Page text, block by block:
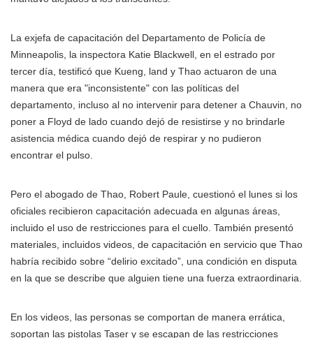
La exjefa de capacitación del Departamento de Policía de
Minneapolis, la inspectora Katie Blackwell, en el estrado por
tercer día, testificó que Kueng, land y Thao actuaron de una
manera que era "inconsistente" con las políticas del
departamento, incluso al no intervenir para detener a Chauvin, no
poner a Floyd de lado cuando dejó de resistirse y no brindarle
asistencia médica cuando dejó de respirar y no pudieron
encontrar el pulso.
Pero el abogado de Thao, Robert Paule, cuestionó el lunes si los
oficiales recibieron capacitación adecuada en algunas áreas,
incluido el uso de restricciones para el cuello. También presentó
materiales, incluidos videos, de capacitación en servicio que Thao
habría recibido sobre “delirio excitado”, una condición en disputa
en la que se describe que alguien tiene una fuerza extraordinaria.
En los videos, las personas se comportan de manera errática,
soportan las pistolas Taser y se escapan de las restricciones